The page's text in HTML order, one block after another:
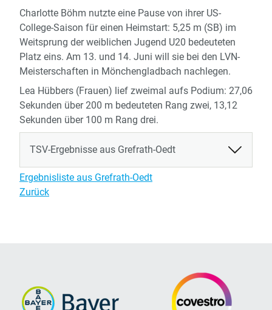
Charlotte Böhm nutzte eine Pause von ihrer US-
College-Saison für einen Heimstart: 5,25 m (SB) im
Weitsprung der weiblichen Jugend U20 bedeuteten
Platz eins. Am 13. und 14. Juni will sie bei den LVN-
Meisterschaften in Mönchengladbach nachlegen.
Lea Hübbers (Frauen) lief zweimal aufs Podium: 27,06
Sekunden über 200 m bedeuteten Rang zwei, 13,12
Sekunden über 100 m Rang drei.
TSV-Ergebnisse aus Grefrath-Oedt
Ergebnisliste aus Grefrath-Oedt
Zurück